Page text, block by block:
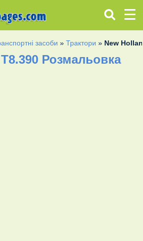
засоби »Трактори » New
Розмальовка